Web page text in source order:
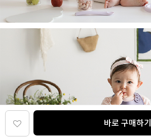
바로 구매하기